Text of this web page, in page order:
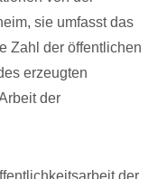
sie umfasst das
Zahl der öffentlichen
erzeugten
der
der